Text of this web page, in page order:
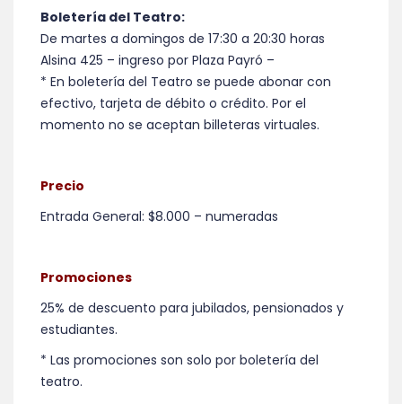
Boletería del Teatro:
De martes a domingos de 17:30 a 20:30 horas
Alsina 425 – ingreso por Plaza Payró –
* En boletería del Teatro se puede abonar con
efectivo, tarjeta de débito o crédito. Por el
momento no se aceptan billeteras virtuales.
Precio
Entrada General: $8.000 – numeradas
Promociones
25% de descuento para jubilados, pensionados y
estudiantes.
* Las promociones son solo por boletería del
teatro.